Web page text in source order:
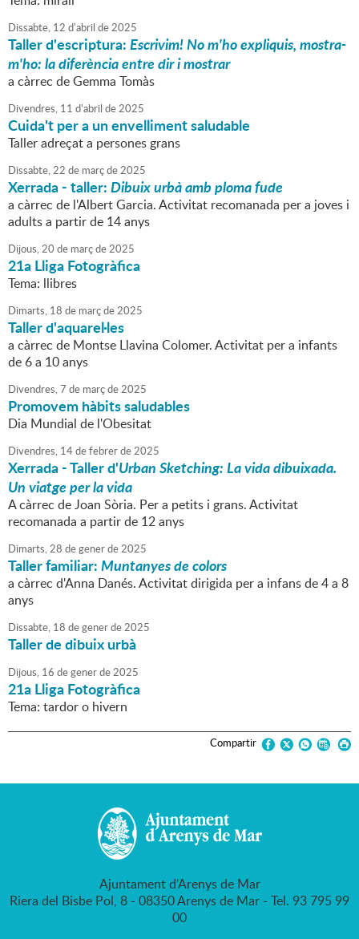
Dissabte, 12 d'abril de2025
Taller d'escriptura:Escrivim! No m'ho expliquis, mostra-
m'ho: la diferència entre dir i mostrar
a càrrec de Gemma Tomàs
Divendres, 11 d'abril de2025
Cuida't per a un envelliment saludable
Taller adreçat a persones grans
Dissabte,22 de marçde2025
Xerrada - taller:Dibuix urbà amb ploma fude
a càrrec de l'Albert Garcia. Activitat recomanada per a joves i
adults a partir de 14 anys
Dijous,20 de marçde2025
21a Lliga Fotogràfica
Tema: llibres
Dimarts, 18 de marçde2025
Taller d'aquarel·les
a càrrec de Montse Llavina Colomer. Activitat per a infants
de 6 a 10 anys
Divendres,7 de marçde2025
Promovem hàbits saludables
Dia Mundial de l'Obesitat
Divendres, 14defebrerde2025
Xerrada - Taller d'Urban Sketching:La vida dibuixada.
Un viatge per la vida
A càrrec de Joan Sòria. Per a petits i grans. Activitat
recomanada a partir de 12 anys
Dimarts,28 degenerde2025
Taller familiar:Muntanyes de colors
a càrrec d'Anna Danés. Activitat dirigida per a infans de 4 a 8
anys
Dissabte, 18 degenerde2025
Taller de dibuix urbà
Dijous, 16 degenerde2025
21a Lliga Fotogràfica
Tema: tardor o hivern
Compartir
Ajuntament d'Arenys de Mar
Riera del Bisbe Pol, 8 - 08350 Arenys de Mar - Tel. 93 795 99
00